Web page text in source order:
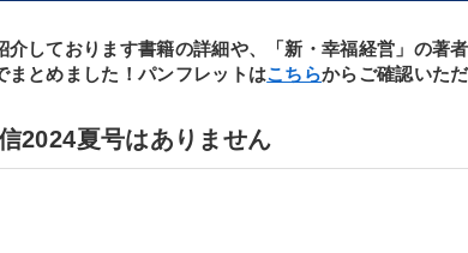
介しております書籍の詳細や、「新・幸福経営」の著
まとめました！パンフレットはこちらからご確認いただ
2024夏号はありません